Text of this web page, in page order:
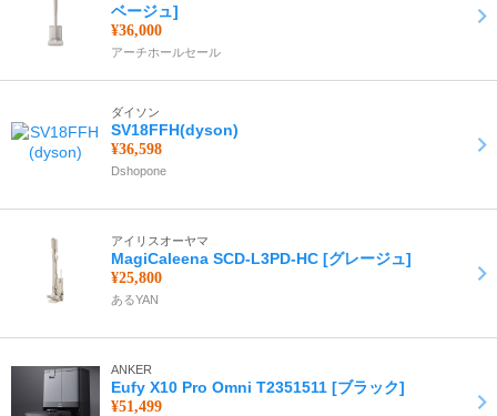
ベージュ]
¥36,000
アーチホールセール
ダイソン
SV18FFH(dyson)
¥36,598
Dshopone
アイリスオーヤマ
MagiCaleena SCD-L3PD-HC [グレージュ]
¥25,800
あるYAN
ANKER
Eufy X10 Pro Omni T2351511 [ブラック]
¥51,499